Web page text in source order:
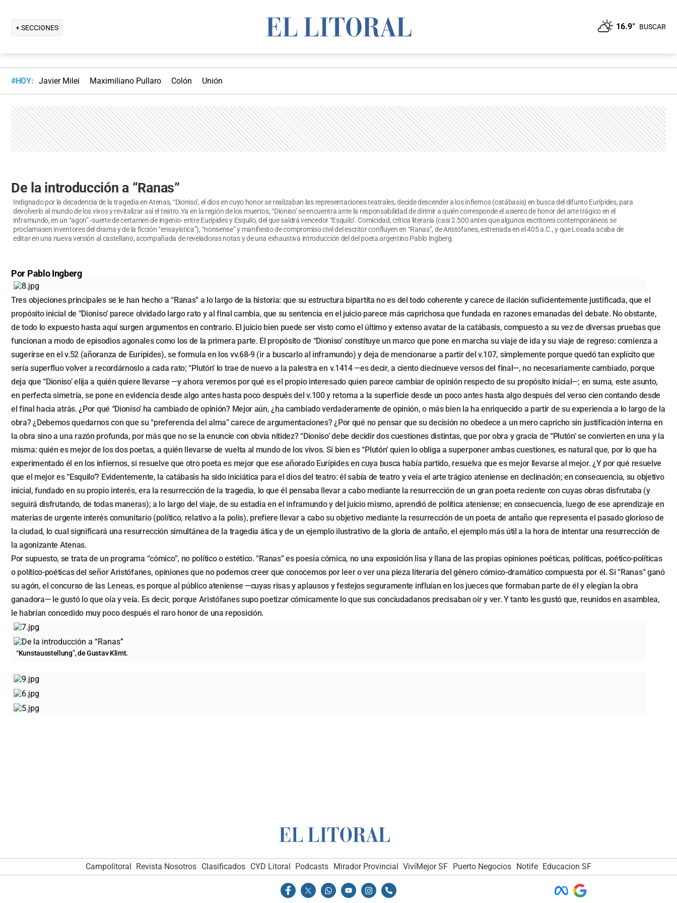
+ SECCIONES 16.9° BUSCAR
#HOY: Javier Milei Maximiliano Pullaro Colón Unión
De la introducción a “Ranas”
Indignado por la decadencia de la tragedia en Atenas, “Dioniso’, el dios en cuyo honor se realizaban las representaciones teatrales, decide descender a los infiernos (catábasis) en busca del difunto Eurípides, para
devolverlo al mundo de los vivos y revitalizar así el teatro.Ya en la región de los muertos, “Dioniso’ se encuentra ante la responsabilidad de dirimir a quién corresponde el asiento de honor del arte trágico en el
inframundo, en un “agon” -suerte de certamen de ingenio- entre Eurípides y Esquilo, del que saldrá vencedor “Esquilo’. Comicidad, crítica literaria (casi 2.500 antes que algunos escritores contemporáneos se
proclamasen inventores del drama y de la ficción “ensayística”), “nonsense” y manifiesto de compromiso civil del escritor confluyen en “Ranas”, de Aristófanes, estrenada en el 405 a.C., y que Losada acaba de
editar en una nueva versión al castellano, acompañada de reveladoras notas y de una exhaustiva introducción del del poeta argentino Pablo Ingberg.
Por Pablo Ingberg
Tres objeciones principales se le han hecho a “Ranas” a lo largo de la historia: que su estructura bipartita no es del todo coherente y carece de ilación suficientemente justificada, que el
propósito inicial de “Dioniso’ parece olvidado largo rato y al final cambia, que su sentencia en el juicio parece más caprichosa que fundada en razones emanadas del debate. No obstante,
de todo lo expuesto hasta aquí surgen argumentos en contrario. El juicio bien puede ser visto como el último y extenso avatar de la catábasis, compuesto a su vez de diversas pruebas que
funcionan a modo de episodios agonales como los de la primera parte. El propósito de “Dioniso’ constituye un marco que pone en marcha su viaje de ida y su viaje de regreso: comienza a
sugerirse en el v.52 (añoranza de Eurípides), se formula en los vv.68-9 (ir a buscarlo al inframundo) y deja de mencionarse a partir del v.107, simplemente porque quedó tan explícito que
sería superfluo volver a recordárnoslo a cada rato; “Plutón’ lo trae de nuevo a la palestra en v.1414 —es decir, a ciento diecinueve versos del final—, no necesariamente cambiado, porque
deja que “Dioniso’ elija a quién quiere llevarse —y ahora veremos por qué es el propio interesado quien parece cambiar de opinión respecto de su propósito inicial—; en suma, este asunto,
en perfecta simetría, se pone en evidencia desde algo antes hasta poco después del v.100 y retorna a la superficie desde un poco antes hasta algo después del verso cien contando desde
el final hacia atrás. ¿Por qué “Dioniso’ ha cambiado de opinión? Mejor aún, ¿ha cambiado verdaderamente de opinión, o más bien la ha enriquecido a partir de su experiencia a lo largo de la
obra? ¿Debemos quedarnos con que su “preferencia del alma” carece de argumentaciones? ¿Por qué no pensar que su decisión no obedece a un mero capricho sin justificación interna en
la obra sino a una razón profunda, por más que no se la enuncie con obvia nitidez? “Dioniso’ debe decidir dos cuestiones distintas, que por obra y gracia de “Plutón’ se convierten en una y la
misma: quién es mejor de los dos poetas, a quién llevarse de vuelta al mundo de los vivos. Si bien es “Plutón’ quien lo obliga a superponer ambas cuestiones, es natural que, por lo que ha
experimentado él en los infiernos, si resuelve que otro poeta es mejor que ese añorado Eurípides en cuya busca había partido, resuelva que es mejor llevarse al mejor. ¿Y por qué resuelve
que el mejor es “Esquilo’? Evidentemente, la catábasis ha sido iniciática para el dios del teatro: él sabía de teatro y veía el arte trágico ateniense en declinación; en consecuencia, su objetivo
inicial, fundado en su propio interés, era la resurrección de la tragedia, lo que él pensaba llevar a cabo mediante la resurrección de un gran poeta reciente con cuyas obras disfrutaba (y
seguirá disfrutando, de todas maneras); a lo largo del viaje, de su estadía en el inframundo y del juicio mismo, aprendió de política ateniense; en consecuencia, luego de ese aprendizaje en
materias de urgente interés comunitario (político, relativo a la polis), prefiere llevar a cabo su objetivo mediante la resurrección de un poeta de antaño que representa el pasado glorioso de
la ciudad, lo cual significará una resurrección simultánea de la tragedia ática y de un ejemplo ilustrativo de la gloria de antaño, el ejemplo más útil a la hora de intentar una resurrección de
la agonizante Atenas.
Por supuesto, se trata de un programa “cómico”, no político o estético. “Ranas” es poesía cómica, no una exposición lisa y llana de las propias opiniones poéticas, políticas, poético-políticas
o político-poéticas del señor Aristófanes, opiniones que no podemos creer que conocemos por leer o ver una pieza literaria del género cómico-dramático compuesta por él. Si “Ranas” ganó
su agón, el concurso de las Leneas, es porque al público ateniense —cuyas risas y aplausos y festejos seguramente influían en los jueces que formaban parte de él y elegían la obra
ganadora— le gustó lo que oía y veía. Es decir, porque Aristófanes supo poetizar cómicamente lo que sus conciudadanos precisaban oír y ver. Y tanto les gustó que, reunidos en asamblea,
le habrían concedido muy poco después el raro honor de una reposición.
“Kunstausstellung”, de Gustav Klimt.
Campolitoral Revista Nosotros Clasificados CYD Litoral Podcasts Mirador Provincial VivíMejor SF Puerto Negocios Notife Educacion SF